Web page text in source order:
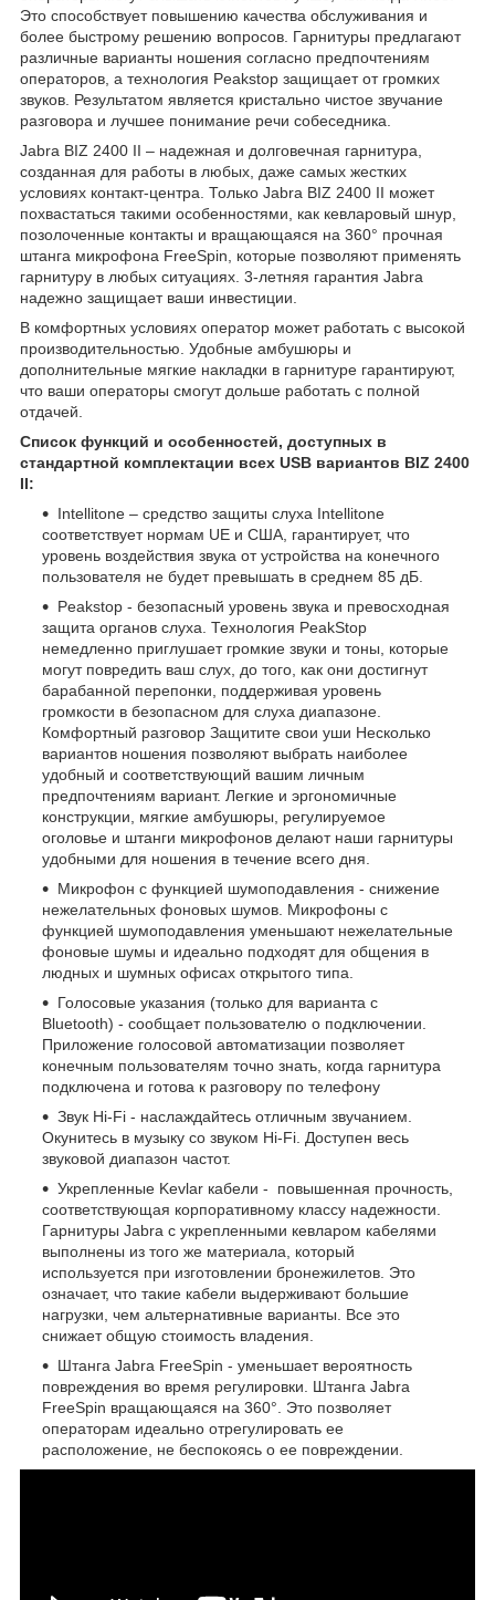
Это способствует повышению качества обслуживания и
более быстрому решению вопросов. Гарнитуры предлагают
различные варианты ношения согласно предпочтениям
операторов, а технология Peakstop защищает от громких
звуков. Результатом является кристально чистое звучание
разговора и лучшее понимание речи собеседника.
Jabra BIZ 2400 II – надежная и долговечная гарнитура,
созданная для работы в любых, даже самых жестких
условиях контакт-центра. Только Jabra BIZ 2400 II может
похвастаться такими особенностями, как кевларовый шнур,
позолоченные контакты и вращающаяся на 360° прочная
штанга микрофона FreeSpin, которые позволяют применять
гарнитуру в любых ситуациях. 3-летняя гарантия Jabra
надежно защищает ваши инвестиции.
В комфортных условиях оператор может работать с высокой
производительностью. Удобные амбушюры и
дополнительные мягкие накладки в гарнитуре гарантируют,
что ваши операторы смогут дольше работать с полной
отдачей.
Список функций и особенностей, доступных в
стандартной комплектации всех USB вариантов BIZ 2400
II:
Intellitone – средство защиты слуха Intellitone
соответствует нормам UE и США, гарантирует, что
уровень воздействия звука от устройства на конечного
пользователя не будет превышать в среднем 85 дБ.
Peakstop - безопасный уровень звука и превосходная
защита органов слуха. Технология PeakStop
немедленно приглушает громкие звуки и тоны, которые
могут повредить ваш слух, до того, как они достигнут
барабанной перепонки, поддерживая уровень
громкости в безопасном для слуха диапазоне.
Комфортный разговор Защитите свои уши Несколько
вариантов ношения позволяют выбрать наиболее
удобный и соответствующий вашим личным
предпочтениям вариант. Легкие и эргономичные
конструкции, мягкие амбушюры, регулируемое
оголовье и штанги микрофонов делают наши гарнитуры
удобными для ношения в течение всего дня.
Микрофон с функцией шумоподавления - снижение
нежелательных фоновых шумов. Микрофоны с
функцией шумоподавления уменьшают нежелательные
фоновые шумы и идеально подходят для общения в
людных и шумных офисах открытого типа.
Голосовые указания (только для варианта с
Bluetooth) - сообщает пользователю о подключении.
Приложение голосовой автоматизации позволяет
конечным пользователям точно знать, когда гарнитура
подключена и готова к разговору по телефону
Звук Hi-Fi - наслаждайтесь отличным звучанием.
Окунитесь в музыку со звуком Hi-Fi. Доступен весь
звуковой диапазон частот.
Укрепленные Kevlar кабели - повышенная прочность,
соответствующая корпоративному классу надежности.
Гарнитуры Jabra с укрепленными кевларом кабелями
выполнены из того же материала, который
используется при изготовлении бронежилетов. Это
означает, что такие кабели выдерживают большие
нагрузки, чем альтернативные варианты. Все это
снижает общую стоимость владения.
Штанга Jabra FreeSpin - уменьшает вероятность
повреждения во время регулировки. Штанга Jabra
FreeSpin вращающаяся на 360°. Это позволяет
операторам идеально отрегулировать ее
расположение, не беспокоясь о ее повреждении.